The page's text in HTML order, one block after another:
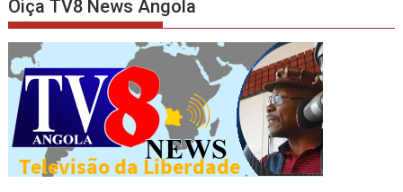
Oiça TV8 News Angola